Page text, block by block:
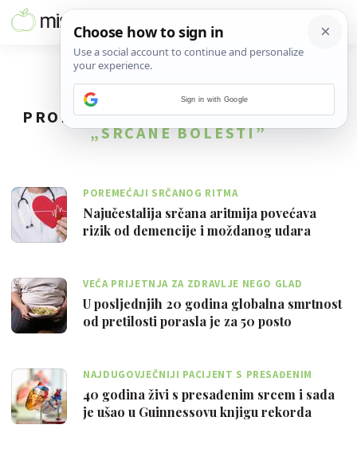
PRONAĐENO49REZULTATA ZA TAG
„SRČANE BOLESTI”
POREMEĆAJI SRČANOG RITMA
Najučestalija srčana aritmija povećava
rizik od demencije i moždanog udara
VEĆA PRIJETNJA ZA ZDRAVLJE NEGO GLAD
U posljednjih 20 godina globalna smrtnost
od pretilosti porasla je za 50 posto
NAJDUGOVJEČNIJI PACIJENT S PRESAĐENIM
40 godina živi s presađenim srcem i sada
je ušao u Guinnessovu knjigu rekorda
Sign in with Google